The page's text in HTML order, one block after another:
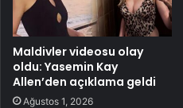
Maldivler videosu olay
oldu: Yasemin Kay
Allen’den açıklama geldi
Ağustos 1, 2026